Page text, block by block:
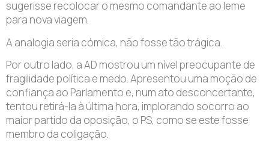
sugerisse recolocar o mesmo comandante ao leme
para nova viagem.
A analogia seria cómica, não fosse tão trágica.
Por outro lado, a AD mostrou um nível preocupante de
fragilidade política e medo. Apresentou uma moção de
confiança ao Parlamento e, num ato desconcertante,
tentou retirá-la à última hora, implorando socorro ao
maior partido da oposição, o PS, como se este fosse
membro da coligação.